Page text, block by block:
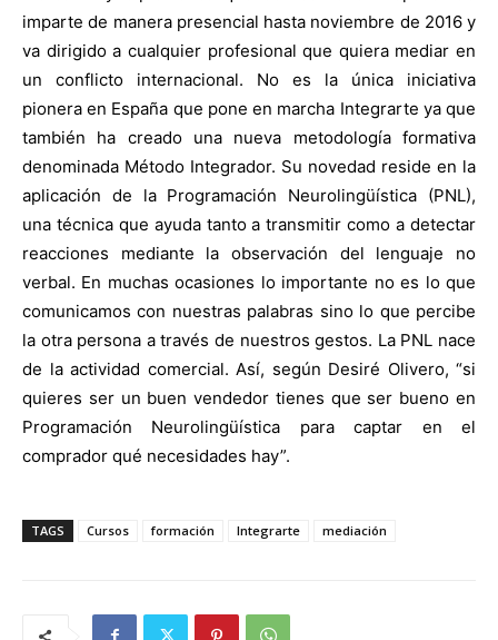
imparte de manera presencial hasta noviembre de 2016 y
va dirigido a cualquier profesional que quiera mediar en
un conflicto internacional. No es la única iniciativa
pionera en España que pone en marcha Integrarte ya que
también ha creado una nueva metodología formativa
denominada Método Integrador. Su novedad reside en la
aplicación de la Programación Neurolingüística (PNL),
una técnica que ayuda tanto a transmitir como a detectar
reacciones mediante la observación del lenguaje no
verbal. En muchas ocasiones lo importante no es lo que
comunicamos con nuestras palabras sino lo que percibe
la otra persona a través de nuestros gestos. La PNL nace
de la actividad comercial. Así, según Desiré Olivero, “si
quieres ser un buen vendedor tienes que ser bueno en
Programación Neurolingüística para captar en el
comprador qué necesidades hay”.
TAGS Cursos formación Integrarte mediación